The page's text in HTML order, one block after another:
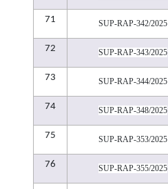
71 SUP-RAP-342/2025
72 SUP-RAP-343/2025
73 SUP-RAP-344/2025
74 SUP-RAP-348/2025
75 SUP-RAP-353/2025
76 SUP-RAP-355/2025